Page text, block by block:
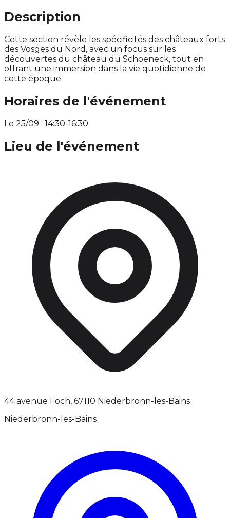
Description
Cette section révèle les spécificités des châteaux forts
des Vosges du Nord, avec un focus sur les
découvertes du château du Schoeneck, tout en
offrant une immersion dans la vie quotidienne de
cette époque.
Horaires de l'événement
Le 25/09 : 14:30-16:30
Lieu de l'événement
44 avenue Foch, 67110 Niederbronn-les-Bains
Niederbronn-les-Bains